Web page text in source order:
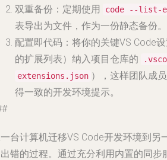
双重备份 ：定期使用 code --list-
表导出为文件，作为一份静态备份。
配置即代码 ：将你的关键VS Code
的扩展列表）纳入项目仓库的
extensions.json ），这样团队成
得一致的开发环境提示。
台计算机迁移VS Code开发环境到另
错的过程。通过充分利用内置的同步